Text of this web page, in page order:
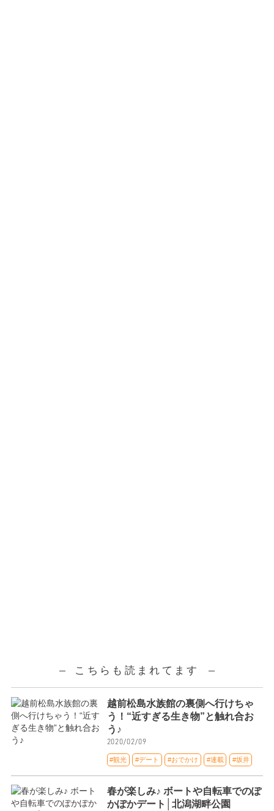
こちらも読まれてます
越前松島水族館の裏側へ行けちゃ
う！“近すぎる生き物”と触れ合お
う♪
2020/02/09
#観光 #デート #おでかけ #連載 #坂井
春が楽しみ♪ ボートや自転車でのぽ
かぽかデート│北潟湖畔公園